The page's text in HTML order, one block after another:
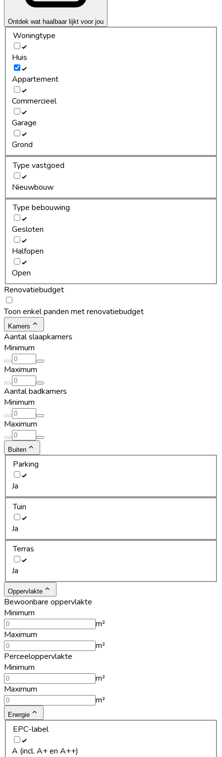
Ontdek wat haalbaar lijkt voor jou
Woningtype
Huis
Appartement
Commercieel
Garage
Grond
Type vastgoed
Nieuwbouw
Type bebouwing
Gesloten
Halfopen
Open
Renovatiebudget
Toon enkel panden met renovatiebudget
Kamers
Aantal slaapkamers
Minimum
Maximum
Aantal badkamers
Minimum
Maximum
Buiten
Parking
Ja
Tuin
Ja
Terras
Ja
Oppervlakte
Bewoonbare oppervlakte
Minimum
m²
Maximum
m²
Perceeloppervlakte
Minimum
m²
Maximum
m²
Energie
EPC-label
A (incl. A+ en A++)